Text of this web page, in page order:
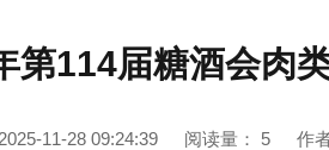
第114届糖酒会肉
2025-11-28 09:24:39 阅读量： 5 作